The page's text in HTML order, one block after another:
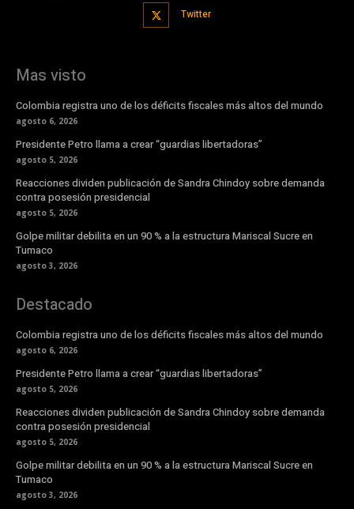
Twitter
Mas visto
Colombia registra uno de los déficits fiscales más altos del mundo
agosto 6, 2026
Presidente Petro llama a crear “guardias libertadoras”
agosto 5, 2026
Reacciones dividen publicación de Sandra Chindoy sobre demanda
contra posesión presidencial
agosto 5, 2026
Golpe militar debilita en un 90 % a la estructura Mariscal Sucre en
Tumaco
agosto 3, 2026
Destacado
Colombia registra uno de los déficits fiscales más altos del mundo
agosto 6, 2026
Presidente Petro llama a crear “guardias libertadoras”
agosto 5, 2026
Reacciones dividen publicación de Sandra Chindoy sobre demanda
contra posesión presidencial
agosto 5, 2026
Golpe militar debilita en un 90 % a la estructura Mariscal Sucre en
Tumaco
agosto 3, 2026